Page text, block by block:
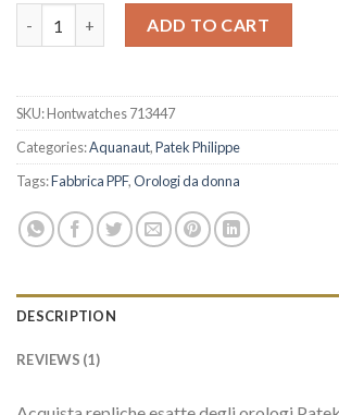
ADD TO CART
SKU:Hontwatches 713447
Categories:Aquanaut,Patek Philippe
Tags:Fabbrica PPF,Orologi da donna
DESCRIPTION
REVIEWS (1)